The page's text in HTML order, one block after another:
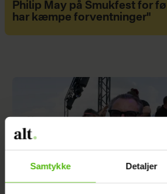
Samtykke Detaljer
Philip May på Smukfest for
har kæmpe forventninger"